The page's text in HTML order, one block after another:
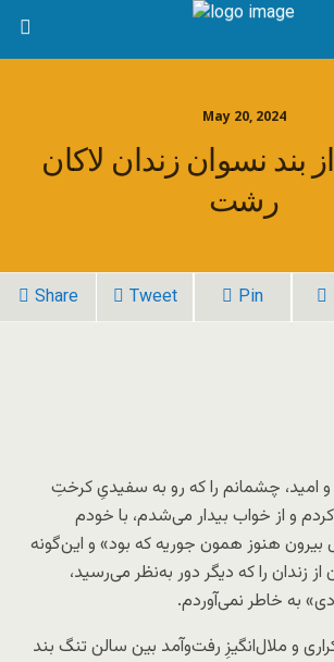
May 20, 2024
بند نسوان زندان لاکان
رشت
Share Tweet Pin
و امید، چشمانم را که رو به سفیدیِ کرختِ
و از خواب بیدار می‌شدم، با خودم
هنوز همون جوریه که بود» و این‌گونه
زندان را که دیگر دور به‌نظر می‌رسید،
به خاطر نمی‌آوردم.
و ملال‌انگیزِ رفت‌وآمد بین سالن تنگ بند